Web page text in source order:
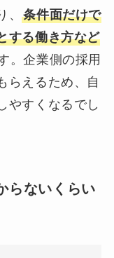
、条件面だけで
する働き方など
。企業側の採用
らえるため、自
やすくなるでし
らないくらい